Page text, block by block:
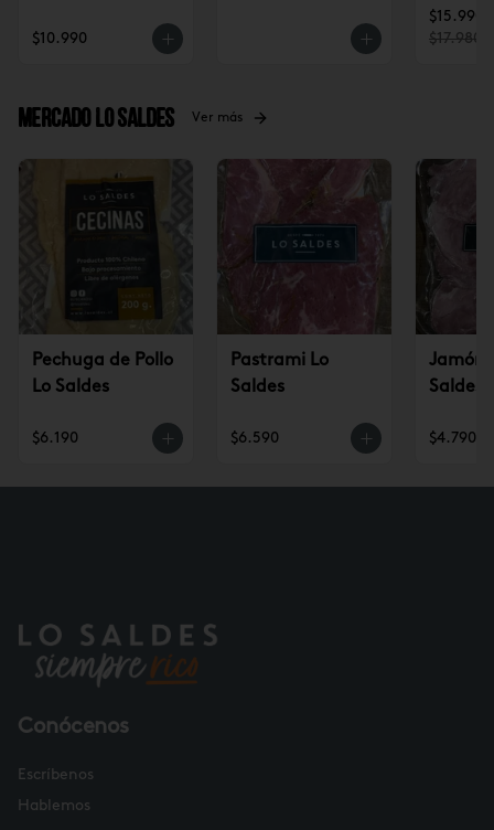
domingo)
$10.990
(2u)
$15.990
$17.980
Mercado Lo Saldes Ver más
Pechuga de Pollo
Lo Saldes
$6.190
Pastrami Lo
Saldes
$6.590
Jamón
Saldes
$4.790
Conócenos
Escríbenos
Hablemos